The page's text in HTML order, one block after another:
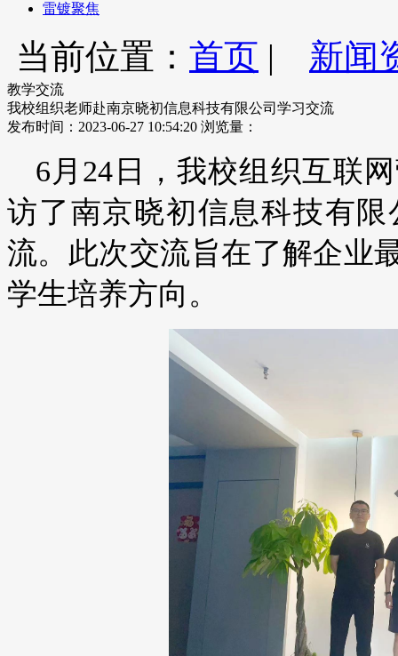
雷镀聚焦
当前位置： 首页 | 新闻
教学交流
我校组织老师赴南京晓初信息科技有限公司学习交流
发布时间：2023-06-27 10:54:20 浏览量：
6月24日，我校组织互联
访了南京晓初信息科技有
流。此次交流旨在了解企业
学生培养方向。